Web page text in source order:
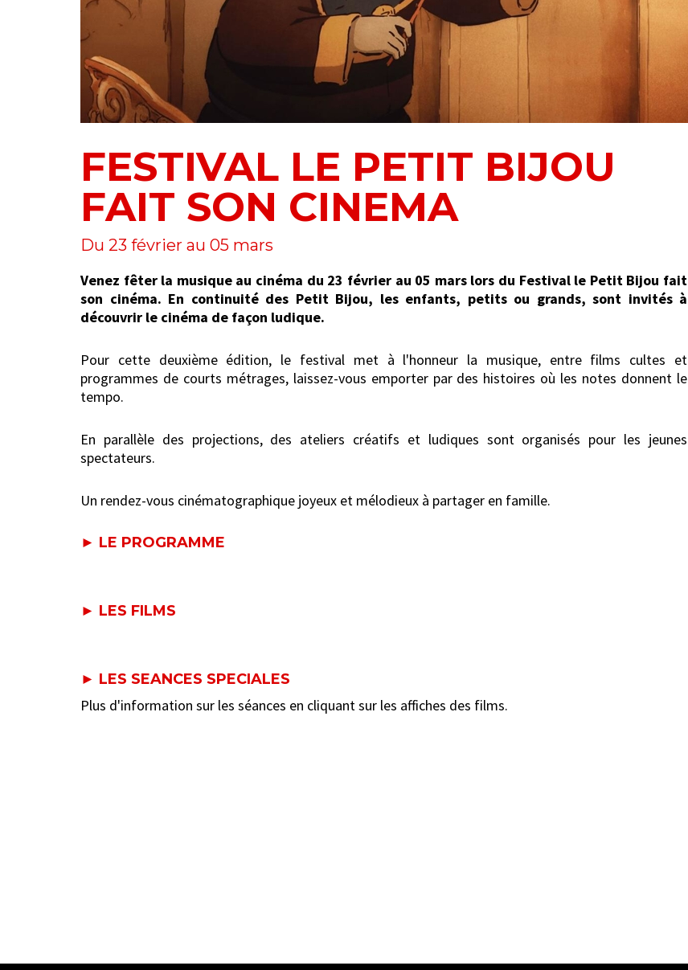
FESTIVAL LE PETIT BIJOU
FAIT SON CINEMA
Du 23 février au 05 mars
Venez fêter la musique au cinéma du 23 février au 05 mars lors du Festival le Petit Bijou fait
son cinéma. En continuité des Petit Bijou, les enfants, petits ou grands, sont invités à
découvrir le cinéma de façon ludique.
Pour cette deuxième édition, le festival met à l'honneur la musique, entre films cultes et
programmes de courts métrages, laissez-vous emporter par des histoires où les notes donnent le
tempo.
En parallèle des projections, des ateliers créatifs et ludiques sont organisés pour les jeunes
spectateurs.
Un rendez-vous cinématographique joyeux et mélodieux à partager en famille.
► LE PROGRAMME
► LES FILMS
► LES SEANCES SPECIALES
Plus d'information sur les séances en cliquant sur les affiches des films.